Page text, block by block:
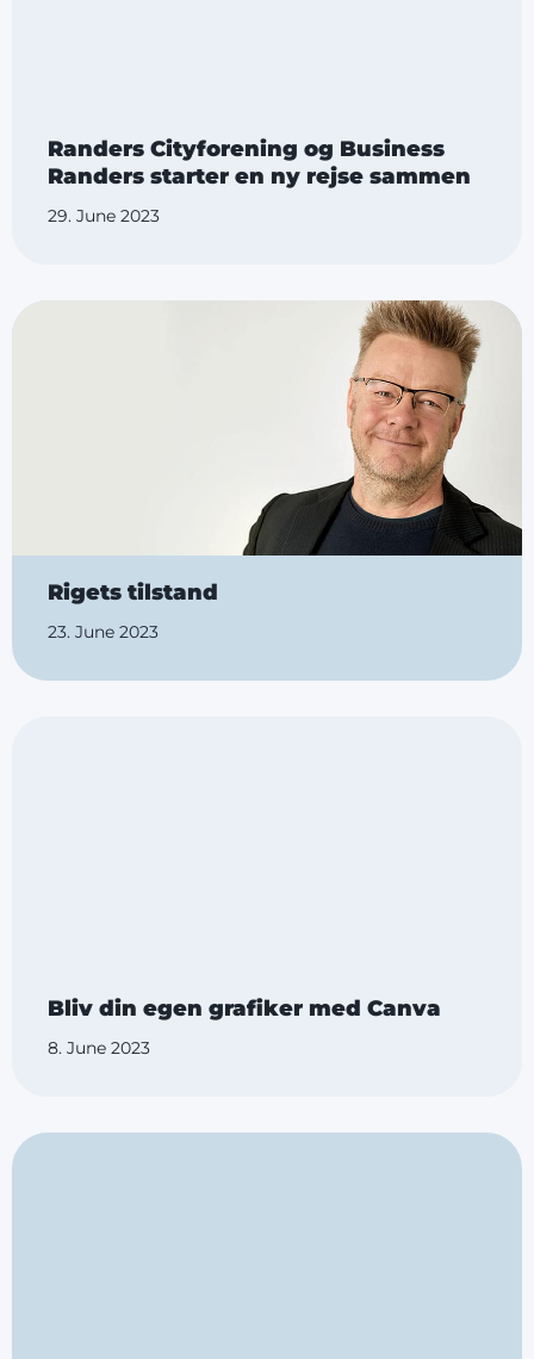
Randers Cityforening og Business
Randers starter en ny rejse sammen
29. June 2023
Rigets tilstand
23. June 2023
Bliv din egen grafiker med Canva
8. June 2023